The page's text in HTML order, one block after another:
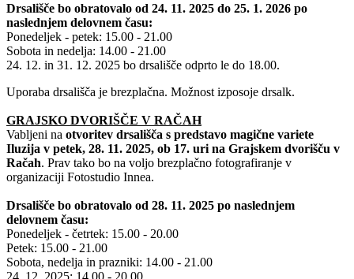
Drsališče bo obratovalo od 24. 11. 2025 do 25. 1. 2026 po
naslednjem delovnem času:
Ponedeljek - petek: 15.00 - 21.00
Sobota in nedelja: 14.00 - 21.00
24. 12. in 31. 12. 2025 bo drsališče odprto le do 18.00.
Uporaba drsališča je brezplačna. Možnost izposoje drsalk.
GRAJSKO DVORIŠČE V RAČAH
Vabljeni na otvoritev drsališča s predstavo magične variete
Iluzija v petek, 28. 11. 2025, ob 17. uri na Grajskem dvorišču v
Račah. Prav tako bo na voljo brezplačno fotografiranje v
organizaciji Fotostudio Innea.
Drsališče bo obratovalo od 28. 11. 2025 po naslednjem
delovnem času:
Ponedeljek - četrtek: 15.00 - 20.00
Petek: 15.00 - 21.00
Sobota, nedelja in prazniki: 14.00 - 21.00
24. 12. 2025: 14.00 - 20.00